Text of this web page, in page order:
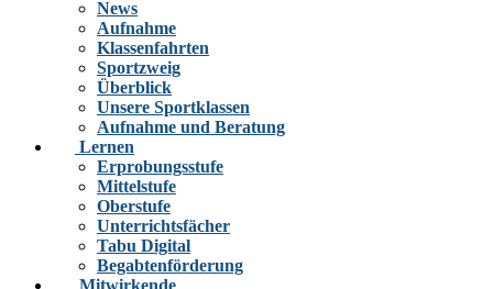
News
Aufnahme
Klassenfahrten
Sportzweig
Überblick
Unsere Sportklassen
Aufnahme und Beratung
Lernen
Erprobungsstufe
Mittelstufe
Oberstufe
Unterrichtsfächer
Tabu Digital
Begabtenförderung
Mitwirkende